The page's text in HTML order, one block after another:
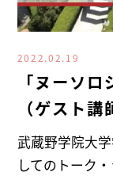
2022.02.19
「ヌーソ
（ゲスト講
武蔵野学院大
してのトーク